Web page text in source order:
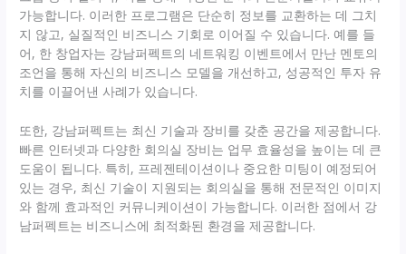
가능합니다. 이러한 프로그램은 단순히 정보를 교환하는 데 그치
지 않고, 실질적인 비즈니스 기회로 이어질 수 있습니다. 예를 들
어, 한 창업자는 강남퍼펙트의 네트워킹 이벤트에서 만난 멘토의
조언을 통해 자신의 비즈니스 모델을 개선하고, 성공적인 투자 유
치를 이끌어낸 사례가 있습니다.
또한, 강남퍼펙트는 최신 기술과 장비를 갖춘 공간을 제공합니다.
빠른 인터넷과 다양한 회의실 장비는 업무 효율성을 높이는 데 큰
도움이 됩니다. 특히, 프레젠테이션이나 중요한 미팅이 예정되어
있는 경우, 최신 기술이 지원되는 회의실을 통해 전문적인 이미지
와 함께 효과적인 커뮤니케이션이 가능합니다. 이러한 점에서 강
남퍼펙트는 비즈니스에 최적화된 환경을 제공합니다.